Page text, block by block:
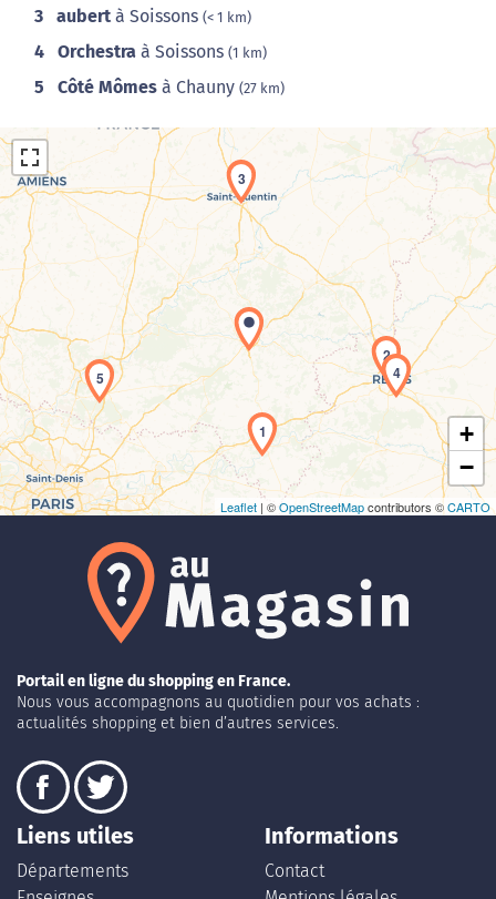
3 aubert à Soissons (< 1 km)
4 Orchestra à Soissons (1 km)
5 Côté Mômes à Chauny (27 km)
Chargement de la carte en cours...
1
2
3
4
5
+
−
Leaflet | ©OpenStreetMapcontributors ©CARTO
Portail en ligne du shopping en France.
Nous vous accompagnons au quotidien pour vos achats :
actualités shopping et bien d’autres services.
Liens utiles
Départements
Informations
Contact